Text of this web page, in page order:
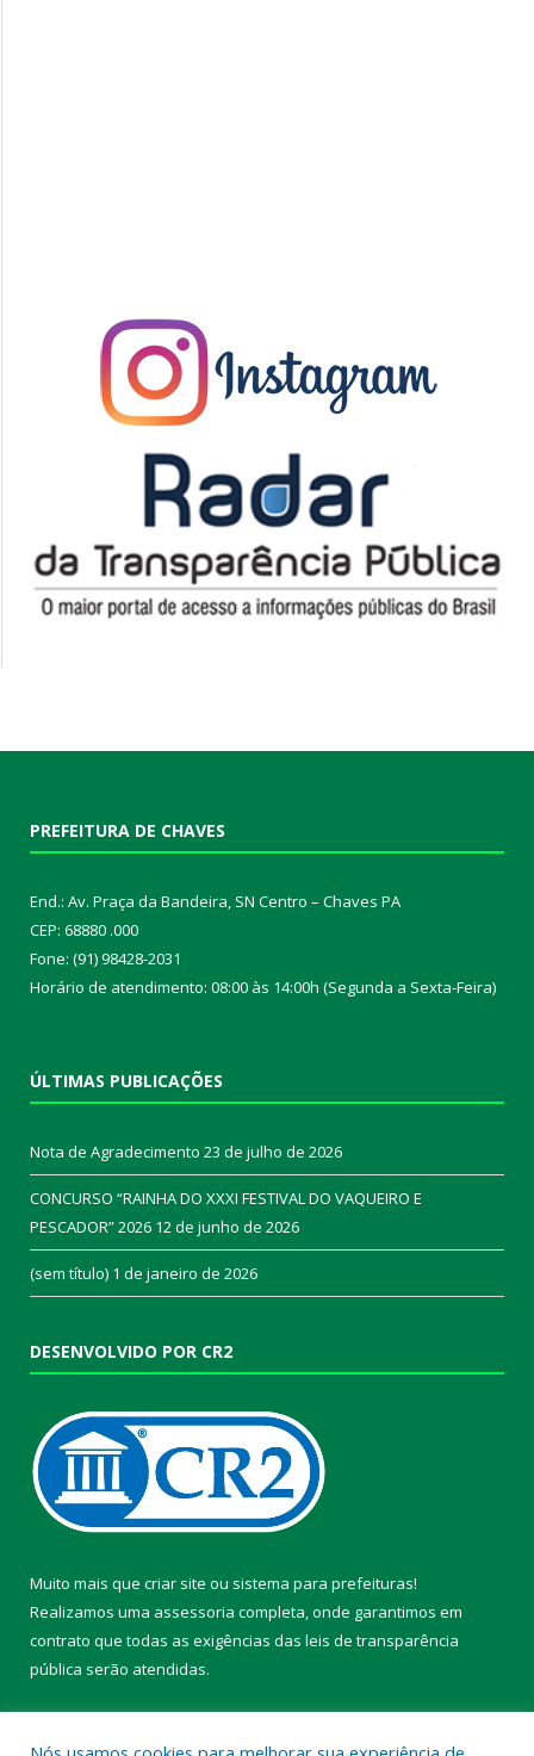
PREFEITURA DE CHAVES
End.: Av. Praça da Bandeira, SN Centro – Chaves PA
CEP: 68880 .000
Fone: (91) 98428-2031
Horário de atendimento: 08:00 às 14:00h (Segunda a Sexta-Feira)
ÚLTIMAS PUBLICAÇÕES
Nota de Agradecimento 23 de julho de 2026
CONCURSO “RAINHA DO XXXI FESTIVAL DO VAQUEIRO E
PESCADOR” 2026 12 de junho de 2026
(sem título) 1 de janeiro de 2026
DESENVOLVIDO POR CR2
Muito mais que criar site ou sistema para prefeituras!
Realizamos uma assessoria completa, onde garantimos em
contrato que todas as exigências das leis de transparência
pública serão atendidas.